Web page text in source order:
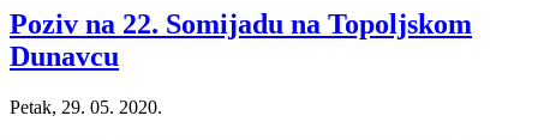
Poziv na 22. Somijadu na Topoljskom
Dunavcu
Petak, 29. 05. 2020.